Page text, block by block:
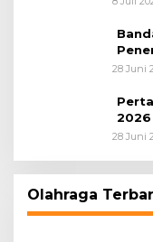
28 Juni
2026
28 Juni
Olahraga